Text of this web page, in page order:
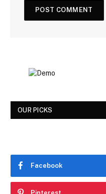
OUR PICKS
Facebook